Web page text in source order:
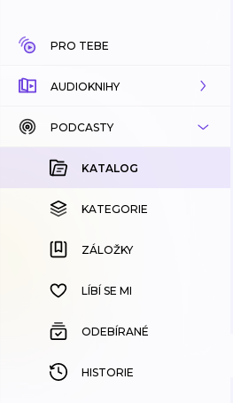
PRO TEBE
AUDIOKNIHY
KATALOG
KOUPENÉ
KATEGORIE
ZÁLOŽKY
HISTORIE
PODCASTY
KATALOG
KATEGORIE
ZÁLOŽKY
LÍBÍ SE MI
ODEBÍRANÉ
HISTORIE